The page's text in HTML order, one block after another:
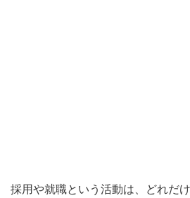
採用や就職という活動は、どれだ